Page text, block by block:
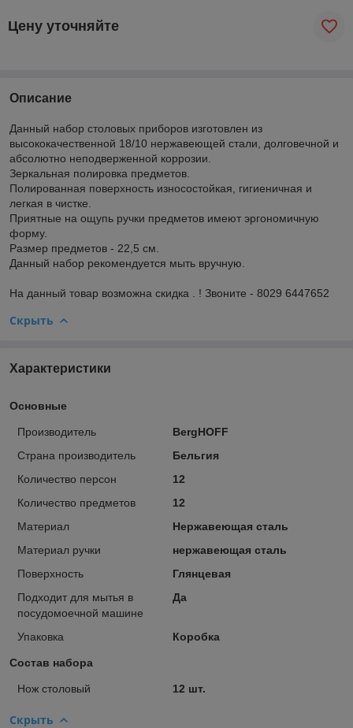
Цену уточняйте
Описание
Данный набор столовых приборов изготовлен из
высококачественной 18/10 нержавеющей стали, долговечной и
абсолютно неподверженной коррозии.
Зеркальная полировка предметов.
Полированная поверхность износостойкая, гигиеничная и
легкая в чистке.
Приятные на ощупь ручки предметов имеют эргономичную
форму.
Размер предметов - 22,5 см.
Данный набор рекомендуется мыть вручную.
На данный товар возможна скидка . ! Звоните - 8029 6447652
Скрыть
Характеристики
Основные
Производитель
BergHOFF
Страна производитель
Бельгия
Количество персон
12
Количество предметов
12
Материал
Нержавеющая сталь
Материал ручки
нержавеющая сталь
Поверхность
Глянцевая
Подходит для мытья в
посудомоечной машине
Да
Упаковка Коробка
Состав набора
Нож столовый 12 шт.
Скрыть